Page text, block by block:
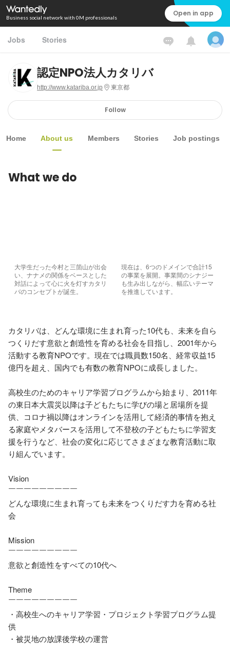
Business social network with 0M professionals Open in app
Jobs Stories
認定NPO法人カタリバ
http://www.katariba.or.jp 東京都
Follow
Home About us Members Stories Job postings
What we do
大学生だった今村と三箇山が出会
い、ナナメの関係をベースとした
対話によって心に火を灯すカタリ
バのコンセプトが誕生。
現在は、6つのドメインで合計15
の事業を展開。事業間のシナジー
も生み出しながら、幅広いテーマ
を推進しています。
カタリバは、どんな環境に生まれ育った10代も、未来を自ら
つくりだす意欲と創造性を育める社会を目指し、2001年から
活動する教育NPOです。現在では職員数150名、経常収益15
億円を超え、国内でも有数の教育NPOに成長しました。
高校生のためのキャリア学習プログラムから始まり、2011年
の東日本大震災以降は子どもたちに学びの場と居場所を提
供、コロナ禍以降はオンラインを活用して経済的事情を抱え
る家庭やメタバースを活用して不登校の子どもたちに学習支
援を行うなど、社会の変化に応じてさまざまな教育活動に取
り組んでいます。
Vision
￣￣￣￣￣￣￣￣￣
どんな環境に生まれ育っても未来をつくりだす力を育める社
会
Mission
￣￣￣￣￣￣￣￣￣
意欲と創造性をすべての10代へ
Theme
￣￣￣￣￣￣￣￣￣
・高校生へのキャリア学習・プロジェクト学習プログラム提
供
・被災地の放課後学校の運営